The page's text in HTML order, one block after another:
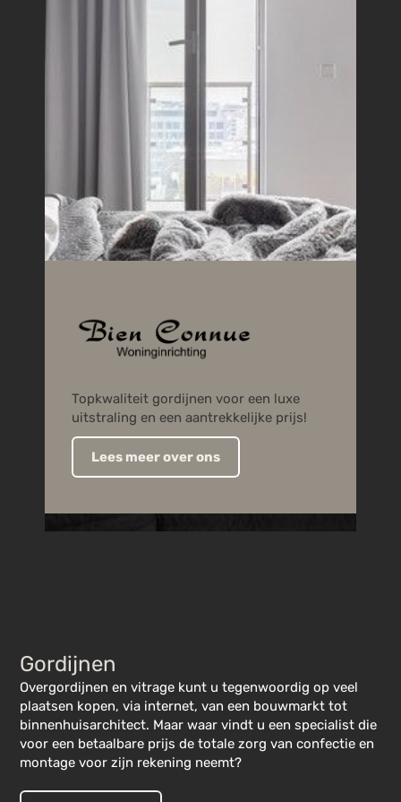
Topkwaliteit gordijnen voor een luxe
uitstraling en een aantrekkelijke prijs!
Lees meer over ons
Gordijnen
Overgordijnen en vitrage kunt u tegenwoordig op veel
plaatsen kopen, via internet, van een bouwmarkt tot
binnenhuisarchitect. Maar waar vindt u een specialist die
voor een betaalbare prijs de totale zorg van confectie en
montage voor zijn rekening neemt?